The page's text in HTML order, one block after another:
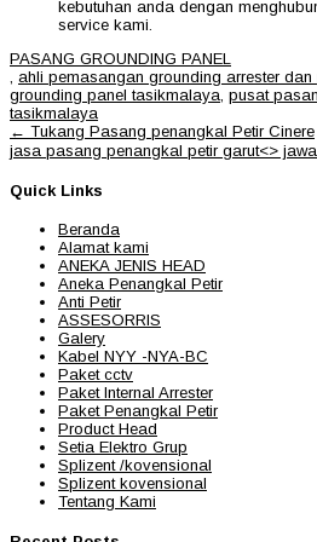
kebutuhan anda dengan
service kami.
PASANG GROUNDING PANEL
ahli pemasangan grounding arrester
grounding panel tasikmalaya pusat
tasikmalaya
Post
navigation
← Tukang Pasang penangkal Petir Cinere
jasa pasang penangkal petir garut<>
Quick Links
Beranda
Alamat kami
ANEKA JENIS HEAD
Aneka Penangkal Petir
Anti Petir
ASSESORRIS
Galery
Kabel NYY -NYA-BC
Paket cctv
Paket Internal Arrester
Paket Penangkal Petir
Product Head
Setia Elektro Grup
Splizent /kovensional
Splizent kovensional
Tentang Kami